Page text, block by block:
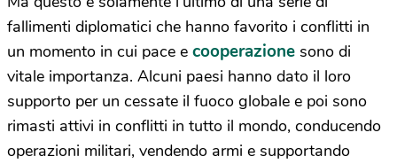
fallimenti diplomatici che hanno favorito i conflitti in
un momento in cui pace e cooperazione sono di
vitale importanza. Alcuni paesi hanno dato il loro
supporto per un cessate il fuoco globale e poi sono
rimasti attivi in conflitti in tutto il mondo, conducendo
operazioni militari, vendendo armi e supportando